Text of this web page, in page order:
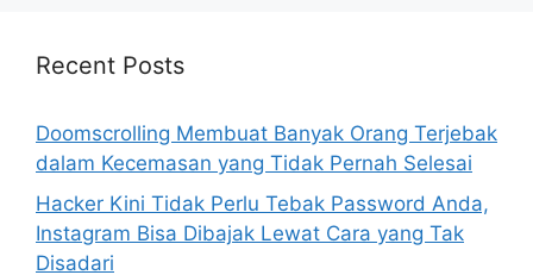
h
r
:
Recent Posts
Doomscrolling Membuat Banyak Orang Terjebak
dalam Kecemasan yang Tidak Pernah Selesai
Hacker Kini Tidak Perlu Tebak Password Anda,
Instagram Bisa Dibajak Lewat Cara yang Tak
Disadari